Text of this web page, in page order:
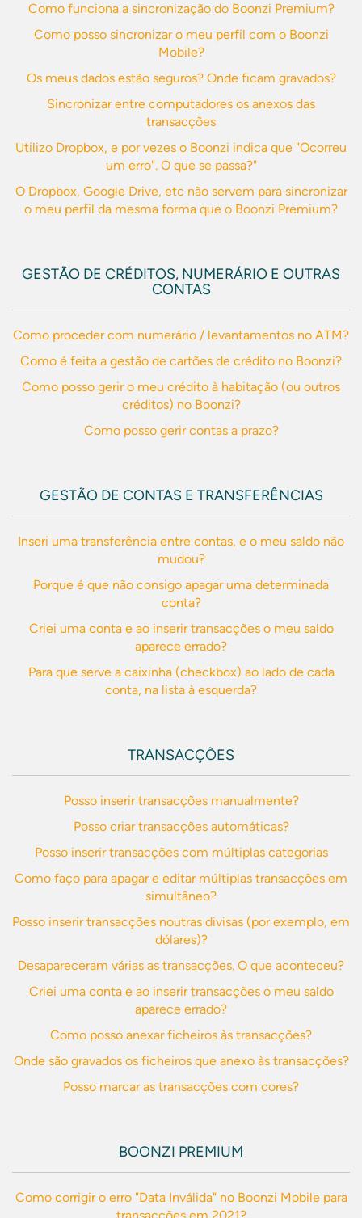
Como funciona a sincronização do Boonzi Premium?
Como posso sincronizar o meu perfil com o Boonzi
Mobile?
Os meus dados estão seguros? Onde ficam gravados?
Sincronizar entre computadores os anexos das
transacções
Utilizo Dropbox, e por vezes o Boonzi indica que "Ocorreu
um erro". O que se passa?"
O Dropbox, Google Drive, etc não servem para sincronizar
o meu perfil da mesma forma que o Boonzi Premium?
GESTÃO DE CRÉDITOS, NUMERÁRIO E OUTRAS
CONTAS
Como proceder com numerário / levantamentos no ATM?
Como é feita a gestão de cartões de crédito no Boonzi?
Como posso gerir o meu crédito à habitação (ou outros
créditos) no Boonzi?
Como posso gerir contas a prazo?
GESTÃO DE CONTAS E TRANSFERÊNCIAS
Inseri uma transferência entre contas, e o meu saldo não
mudou?
Porque é que não consigo apagar uma determinada
conta?
Criei uma conta e ao inserir transacções o meu saldo
aparece errado?
Para que serve a caixinha (checkbox) ao lado de cada
conta, na lista à esquerda?
TRANSACÇÕES
Posso inserir transacções manualmente?
Posso criar transacções automáticas?
Posso inserir transacções com múltiplas categorias
Como faço para apagar e editar múltiplas transacções em
simultâneo?
Posso inserir transacções noutras divisas (por exemplo, em
dólares)?
Desapareceram várias as transacções. O que aconteceu?
Criei uma conta e ao inserir transacções o meu saldo
aparece errado?
Como posso anexar ficheiros às transacções?
Onde são gravados os ficheiros que anexo às transacções?
Posso marcar as transacções com cores?
BOONZI PREMIUM
Como corrigir o erro "Data Inválida" no Boonzi Mobile para